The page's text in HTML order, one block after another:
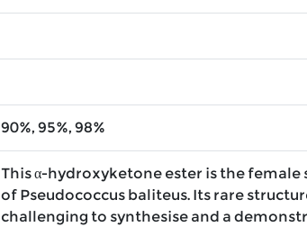
90%, 95%, 98%
This α-hydroxyketone ester is the female
of Pseudococcus baliteus. Its rare
challenging to synthesise and a